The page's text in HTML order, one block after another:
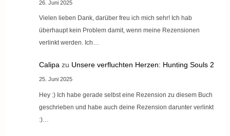
26. Juni 2025
Vielen lieben Dank, darüber freu ich mich sehr! Ich hab
überhaupt kein Problem damit, wenn meine Rezensionen
verlinkt werden. Ich…
Calipa zu Unsere verfluchten Herzen: Hunting Souls 2
25. Juni 2025
Hey :) Ich habe gerade selbst eine Rezension zu diesem Buch
geschrieben und habe auch deine Rezension darunter verlinkt
:)…